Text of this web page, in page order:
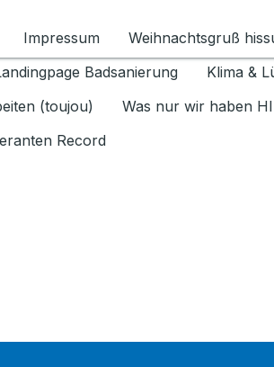
für Datenschutz 1.6.2026
Impressum Weihnachtsgruß
Badsanierung
Klima &
(toujou) Was nur wir haben HI
Record